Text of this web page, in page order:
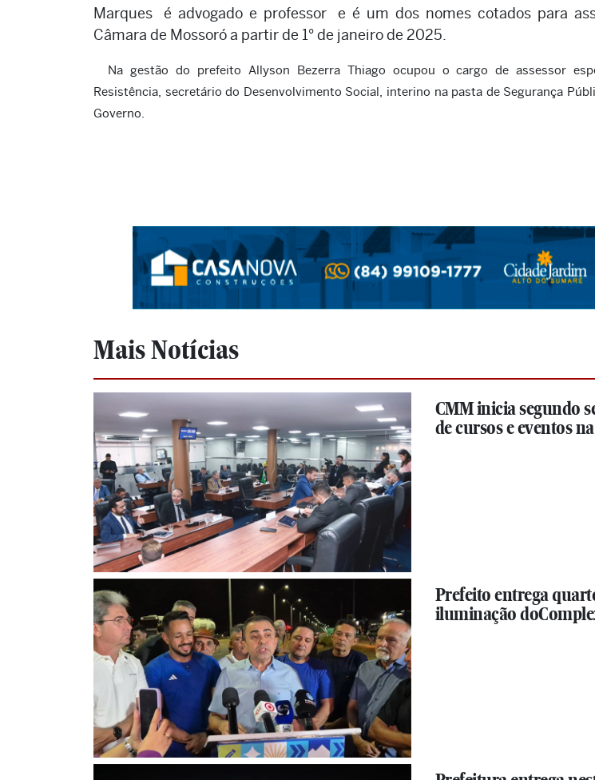
Marques é advogado e professor e é um dos nomes cotados para
Câmara de Mossoró a partir de 1° de janeiro de 2025.
Na gestão do prefeito Allyson Bezerra Thiago ocupou o cargo de assessor
Resistência, secretário do Desenvolvimento Social, interino na pasta de Segurança
Governo.
Mais Notícias
CMM inicia segundo
de cursos e eventos
Prefeito entrega
iluminação